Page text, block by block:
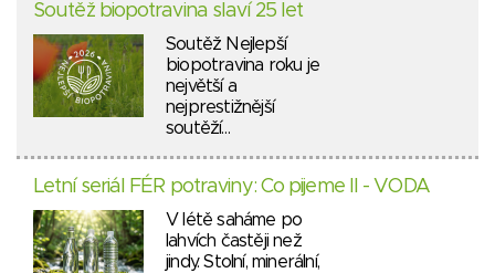
Soutěž biopotravina slaví 25 let
Soutěž Nejlepší
biopotravina roku je
největší a
nejprestižnější
soutěží…
Letní seriál FÉR potraviny: Co pijeme II - VODA
V létě saháme po
lahvích častěji než
jindy. Stolní, minerální,